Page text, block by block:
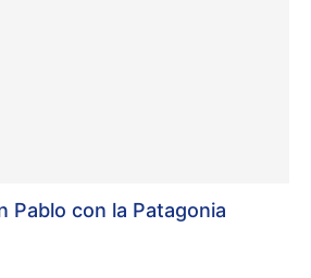
Pablo con la Patagonia